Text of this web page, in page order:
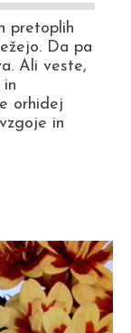
pretoplih
Da pa
Ali veste,
orhidej
in